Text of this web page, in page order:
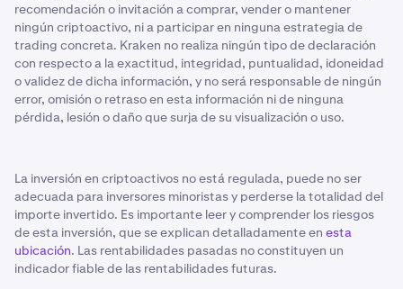
recomendación o invitación a comprar, vender o mantener
ningún criptoactivo, ni a participar en ninguna estrategia de
trading concreta. Kraken no realiza ningún tipo de declaración
con respecto a la exactitud, integridad, puntualidad, idoneidad
o validez de dicha información, y no será responsable de ningún
error, omisión o retraso en esta información ni de ninguna
pérdida, lesión o daño que surja de su visualización o uso.
La inversión en criptoactivos no está regulada, puede no ser
adecuada para inversores minoristas y perderse la totalidad del
importe invertido. Es importante leer y comprender los riesgos
de esta inversión, que se explican detalladamente en esta
ubicación. Las rentabilidades pasadas no constituyen un
indicador fiable de las rentabilidades futuras.